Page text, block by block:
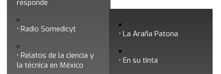
responde
Radio Somedicyt La Araña Patona
En su tinta
Relatos de la ciencia y
la técnica en México
28 de Septiembre ¿Para qué un Día
Internacional de la Cultura Científica?